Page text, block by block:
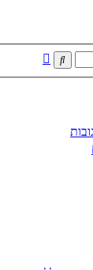
חיפוש